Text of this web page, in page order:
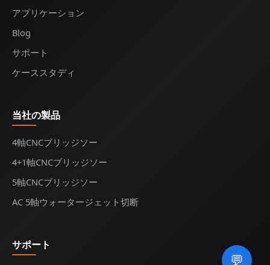
💬
アプリケーション
Blog
サポート
ケーススタディ
当社の製品
4軸CNCブリッジソー
4+1軸CNCブリッジソー
5軸CNCブリッジソー
AC 5軸ウォータージェット切断
サポート